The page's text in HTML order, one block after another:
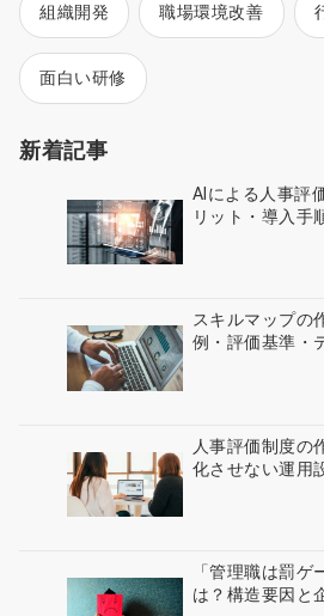
組織開発 職場環境改善
面白い研修
新着記事
AIによる人事評
リット・導入手
スキルマップの
例・評価基準・
人事評価制度の
化させない運用
「管理職は罰ゲ
は？構造要因と